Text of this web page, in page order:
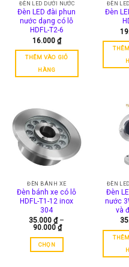
ĐÈN LED DƯỚI NƯỚC
Đèn LED đài phun
nước dạng có lỗ
HDFL-T2-6
16.000 ₫
THÊM VÀO GIỎ
HÀNG
ĐÈN
Đèn
ĐÈN BÁNH XE
Đèn bánh xe có lỗ
HDFL-T1-12 inox
304
35.000₫ –
90.000₫Khoảng
CHỌN
ĐÈN
Đèn
nước
và